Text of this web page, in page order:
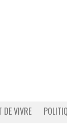
DE VIVRE